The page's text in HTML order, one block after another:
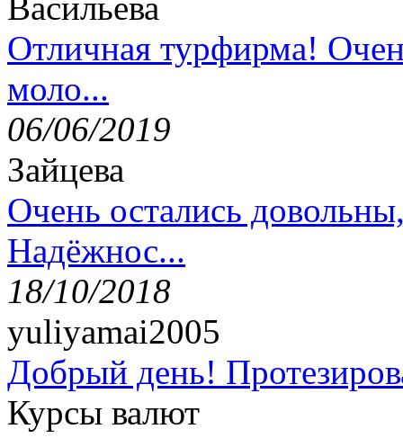
Васильева
Отличная турфирма!
моло...
06/06/2019
Зайцева
Очень остались
Надёжнос...
18/10/2018
yuliyamai2005
Добрый день!
Курсы валют